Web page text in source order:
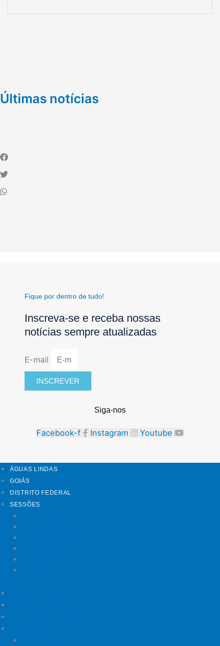
Últimas notícias
Fique por dentro de tudo!
Inscreva-se e receba nossas
notícias sempre atualizadas
E-mail
INSCREVER
Siga-nos
Facebook-f Instagram Youtube
ÁGUAS LINDAS
GOIÁS
DISTRITO FEDERAL
SESSÕES